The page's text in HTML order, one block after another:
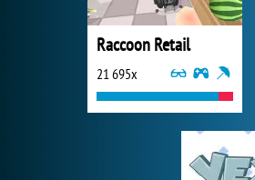
Raccoon Retail
21 695x